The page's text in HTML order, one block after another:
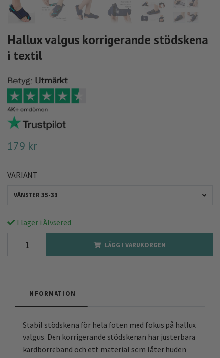
Hallux valgus korrigerande stödskena
i textil
179 kr
VARIANT
VÄNSTER 35-38
I lager i Älvsered
LÄGG I VARUKORGEN
INFORMATION
Stabil stödskena för hela foten med fokus på hallux
valgus. Den korrigerande stödskenan har justerbara
kardborreband och ett material som låter huden